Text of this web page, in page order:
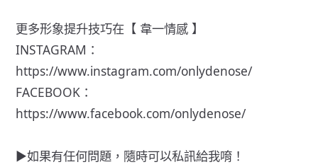
更多形象提升技巧在【 韋一情感 】
INSTAGRAM：
https://www.instagram.com/onlydenose/
FACEBOOK：
https://www.facebook.com/onlydenose/
►如果有任何問題，隨時可以私訊給我唷！